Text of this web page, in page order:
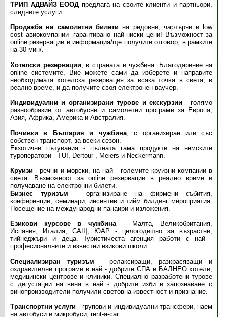
ТРИП АДВАЙЗ ЕООД предлага на своите клиенти и партньори,
следните услуги :
Продажба на самолетни билетина редовни, чартърни и low
cost авиокомпании- гарантирано най-ниски цени! Възможност за
online резервации и информация/ще получите отговор, в рамките
на 30 мин/.
Хотелски резервации, в страната и чужбина. Благодарение на
online системите, Вие можете сами да изберете и направите
необходимата хотелска резервация за всяка точка в света, в
реално време, и да получите своя електронен ваучер.
Индивидуални и организирани турове и екскурзии - голямо
разнообразие от автобусни и самолетни програми за Европа,
Азия, Африка, Америка и Австралия.
Почивки в България и чужбина, с организиран или със
собствен транспорт, за всеки сезон.
Екзотични пътувания - пълната гама продукти на немските
туроператори - TUI, Dertour , Meiers и Neckermann.
Круизи- речни и морски, на най - големите круизни компании в
света. Възможност за online резервации в реално време и
получаване на електронни билети.
Бизнес туризъм - организиране на фирмени събития,
конференции, семинари, инсентив и тийм билдинг мероприятия.
Посещение на международни панаири и изложения.
Езикови курсове в чужбина- Малта, Великобритания,
Испания, Италия, САЩ, ЮАР - целогодишно за възрастни,
тийнеджъри и деца. Туристичеста агенция работи с най -
професионалните и известни езикови школи.
Специализиран туризъм - релаксиращи, разкрасяващи и
оздравителни програми в най - добрите СПА и БАЛНЕО хотели,
медицински центрове и клиники. Специално разработени турове
с дегустации на вина в най - добрите изби и запознаване с
винопроизводители получили световна известност и признание.
Транспортни услуги - групови и индивидуални трансфери, наем
на автобуси и микробуси, rent-a-car.